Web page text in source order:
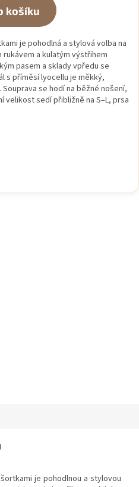
košíku
je pohodlná a stylová volba na
rukávem a kulatým výstřihem
pasem a sklady vpředu se
s příměsí lyocellu je měkký,
se hodí na běžné nošení,
velikost sedí přibližně na S–L, prsa
je pohodlnou a stylovou